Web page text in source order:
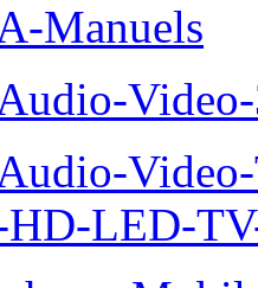
Manuels
LED-